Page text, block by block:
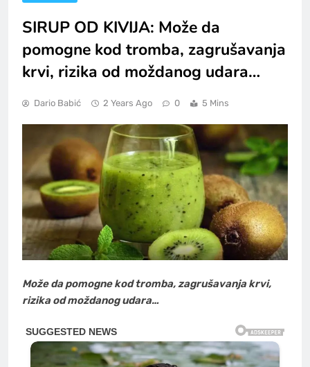
SIRUP OD KIVIJA: Može da
pomogne kod tromba, zagrušavanja
krvi, rizika od moždanog udara…
Dario Babić 2 Years Ago 0 5 Mins
Može da pomogne kod tromba, zagrušavanja krvi,
rizika od moždanog udara…